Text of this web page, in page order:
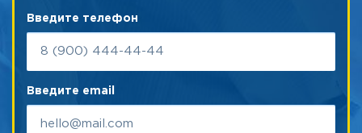
Введите телефон
Введите email